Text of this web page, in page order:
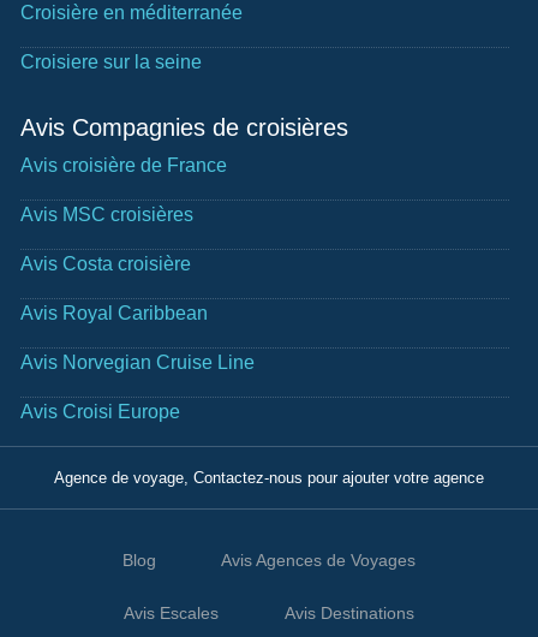
Croisière en méditerranée
Croisiere sur la seine
Avis Compagnies de croisières
Avis croisière de France
Avis MSC croisières
Avis Costa croisière
Avis Royal Caribbean
Avis Norvegian Cruise Line
Avis Croisi Europe
Agence de voyage, Contactez-nous pour ajouter votre agence
Blog Avis Agences de Voyages
Avis Escales Avis Destinations